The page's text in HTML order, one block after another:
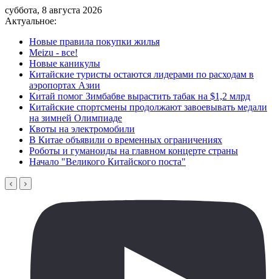
суббота, 8 августа 2026
Актуальное:
Новые правила покупки жилья
Meizu - все!
Новые каникулы
Китайские туристы остаются лидерами по расходам в
аэропортах Азии
Китай помог Зимбабве вырастить табак на $1,2 млрд
Китайские спортсмены продолжают завоевывать медали
на зимней Олимпиаде
Квоты на электромобили
В Китае объявили о временных ограничениях
Роботы и гуманоиды на главном концерте страны
Начало "Великого Китайского поста"